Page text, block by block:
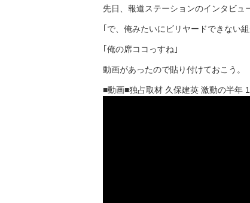
先日、報道ステーションのインタビュ
｢で、俺みたいにビリヤードできない
｢俺の席ココっすね｣
動画があったので貼り付けておこう。
■動画■独占取材 久保建英 激動の半年